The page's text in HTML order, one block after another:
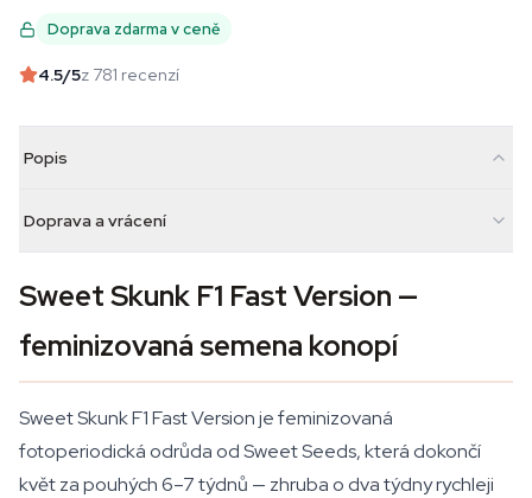
Doprava zdarma v ceně
4.5/5z 781 recenzí
Popis
Doprava a vrácení
Sweet Skunk F1 Fast Version —
feminizovaná semena konopí
Sweet Skunk F1 Fast Version je feminizovaná
fotoperiodická odrůda od Sweet Seeds, která dokončí
květ za pouhých 6–7 týdnů — zhruba o dva týdny rychleji